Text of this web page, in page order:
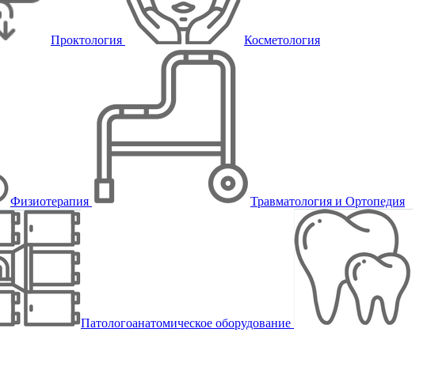
Проктология Косметология
Физиотерапия Травматология и Ортопедия
Патологоанатомическое оборудование